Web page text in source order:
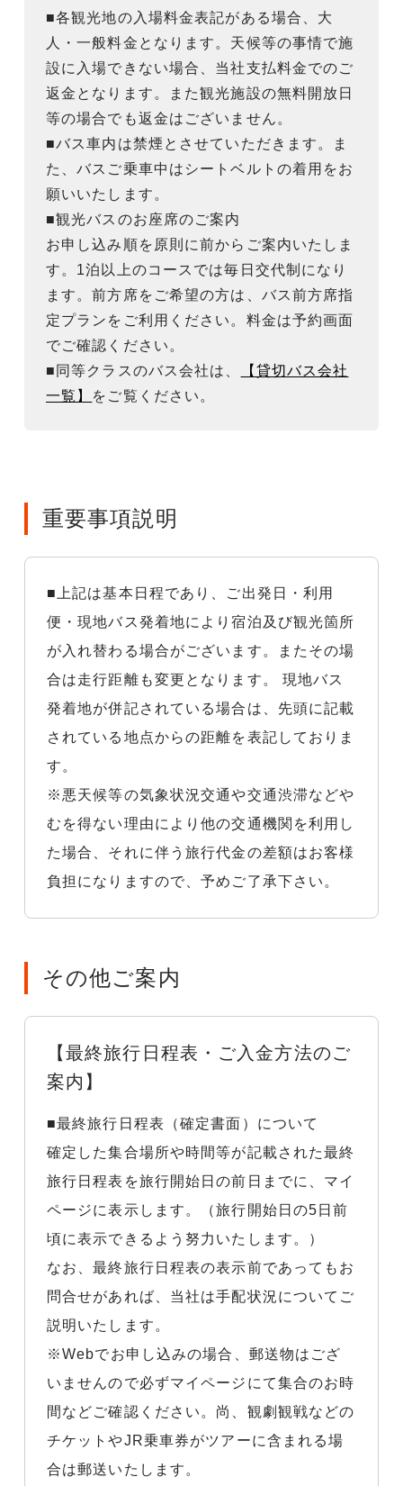
■各観光地の入場料金表記がある場合、大
人・一般料金となります。天候等の事情で施
設に入場できない場合、当社支払料金でのご
返金となります。また観光施設の無料開放日
等の場合でも返金はございません。
■バス車内は禁煙とさせていただきます。ま
た、バスご乗車中はシートベルトの着用をお
願いいたします。
■観光バスのお座席のご案内
お申し込み順を原則に前からご案内いたしま
す。1泊以上のコースでは毎日交代制になり
ます。前方席をご希望の方は、バス前方席指
定プランをご利用ください。料金は予約画面
でご確認ください。
■同等クラスのバス会社は、
【貸切バス会社
一覧】 をご覧ください。
重要事項説明
■上記は基本日程であり、ご出発日・利用
便・現地バス発着地により宿泊及び観光箇所
が入れ替わる場合がございます。またその場
合は走行距離も変更となります。 現地バス
発着地が併記されている場合は、先頭に記載
されている地点からの距離を表記しておりま
す。
※悪天候等の気象状況交通や交通渋滞などや
むを得ない理由により他の交通機関を利用し
た場合、それに伴う旅行代金の差額はお客様
負担になりますので、予めご了承下さい。
その他ご案内
【最終旅行日程表・ご入金方法のご
案内】
■最終旅行日程表（確定書面）について
確定した集合場所や時間等が記載された最終
旅行日程表を旅行開始日の前日までに、マイ
ページに表示します。（旅行開始日の5日前
頃に表示できるよう努力いたします。）
なお、最終旅行日程表の表示前であってもお
問合せがあれば、当社は手配状況についてご
説明いたします。
※Webでお申し込みの場合、郵送物はござ
いませんので必ずマイページにて集合のお時
間などご確認ください。尚、観劇観戦などの
チケットやJR乗車券がツアーに含まれる場
合は郵送いたします。